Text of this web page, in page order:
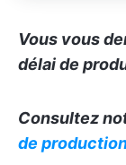
Vous vous
délai de
Consultez
de